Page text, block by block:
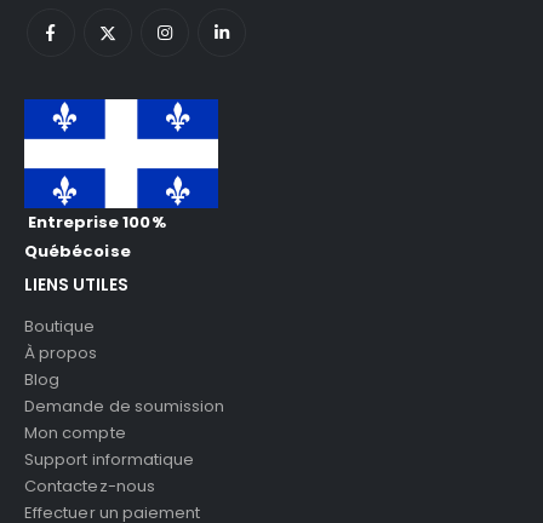
Entreprise 100%
Québécoise
LIENS UTILES
Boutique
À propos
Blog
Demande de soumission
Mon compte
Support informatique
Contactez-nous
Effectuer un paiement